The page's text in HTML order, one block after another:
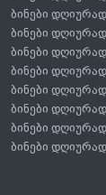
ბინები
ბინები
ბინები
ბინები
ბინები
ბინები
ბინები
ბინები